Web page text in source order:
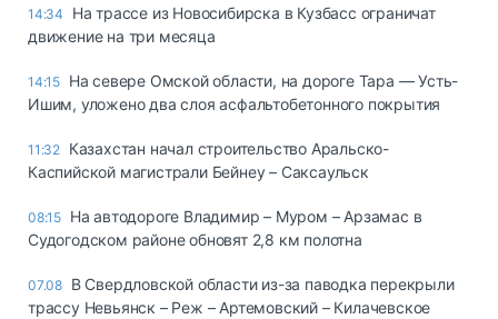
14:34
На трассе из Новосибирска в Кузбасс ограничат
движение на три месяца
14:15 На севере Омской области, на дороге Тара — Усть-
Ишим, уложено два слоя асфальтобетонного покрытия
11:32 Казахстан начал строительство Аральско-
Каспийской магистрали Бейнеу – Саксаульск
08:15 На автодороге Владимир – Муром – Арзамас в
Судогодском районе обновят 2,8 км полотна
07.08 В Свердловской области из-за паводка перекрыли
трассу Невьянск – Реж – Артемовский – Килачевское